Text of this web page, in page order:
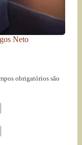
Neto
obrigatórios são